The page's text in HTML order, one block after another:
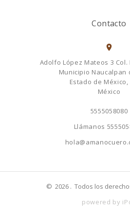
Contacto
Adolfo López Mateos 3
Municipio Naucalpan
Estado de México,
México
5555058080
Llámanos
© 2026 . Todos los
powered by